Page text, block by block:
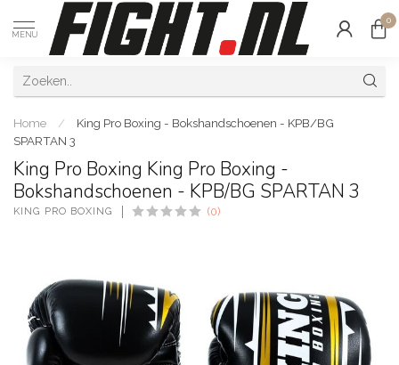
MENU
0
Home /
King Pro Boxing - Bokshandschoenen - KPB/BG
SPARTAN 3
King Pro Boxing King Pro Boxing -
Bokshandschoenen - KPB/BG SPARTAN 3
KING PRO BOXING (0)